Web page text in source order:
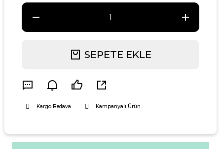
SEPETE EKLE
Kargo Bedava Kampanyalı Ürün